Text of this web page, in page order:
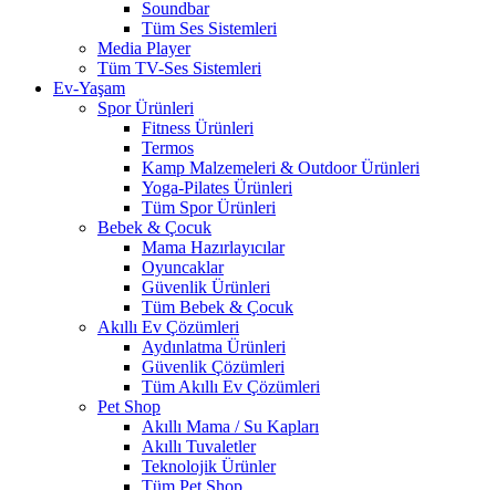
Soundbar
Tüm Ses Sistemleri
Media Player
Tüm TV-Ses Sistemleri
Ev-Yaşam
Spor Ürünleri
Fitness Ürünleri
Termos
Kamp Malzemeleri & Outdoor Ürünleri
Yoga-Pilates Ürünleri
Tüm Spor Ürünleri
Bebek & Çocuk
Mama Hazırlayıcılar
Oyuncaklar
Güvenlik Ürünleri
Tüm Bebek & Çocuk
Akıllı Ev Çözümleri
Aydınlatma Ürünleri
Güvenlik Çözümleri
Tüm Akıllı Ev Çözümleri
Pet Shop
Akıllı Mama / Su Kapları
Akıllı Tuvaletler
Teknolojik Ürünler
Tüm Pet Shop